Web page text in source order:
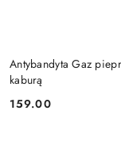
Antybandyta Gaz
kaburą
Cena:
159.00